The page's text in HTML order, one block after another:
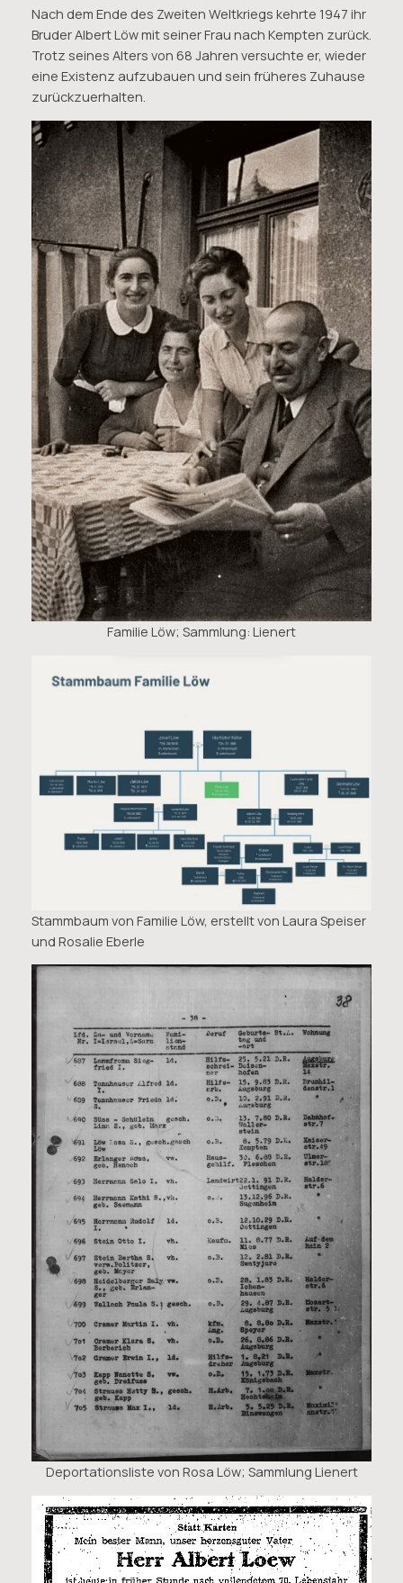
Nach dem Ende des Zweiten Weltkriegs kehrte 1947 ihr
Bruder Albert Löw mit seiner Frau nach Kempten zurück.
Trotz seines Alters von 68 Jahren versuchte er, wieder
eine Existenz aufzubauen und sein früheres Zuhause
zurückzuerhalten.
Familie Löw; Sammlung: Lienert
Stammbaum von Familie Löw, erstellt von Laura Speiser
und Rosalie Eberle
Deportationsliste von Rosa Löw; Sammlung Lienert